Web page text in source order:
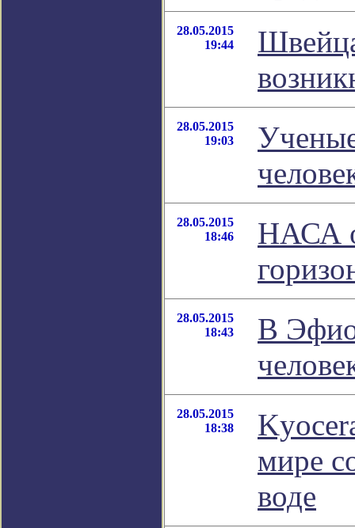
28.05.2015
19:44
28.05.2015
19:03
28.05.2015
18:46
НАСА
28.05.2015
18:43
В
28.05.2015
18:38
мире
воде